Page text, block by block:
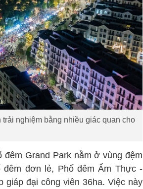
nghiệm bằng nhiều giác quan cho
Grand Park nằm ở vùng đệm
đêm đơn lẻ, Phố đêm Ẩm Thực -
giáp đại công viên 36ha. Việc này